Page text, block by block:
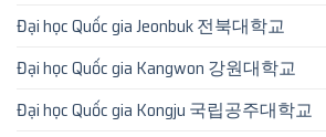
Đại học Quốc gia Jeonbuk 전북대학교
Đại học Quốc gia Kangwon 강원대학교
Đại học Quốc gia Kongju 국립공주대학교